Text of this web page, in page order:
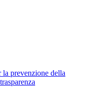
la prevenzione della